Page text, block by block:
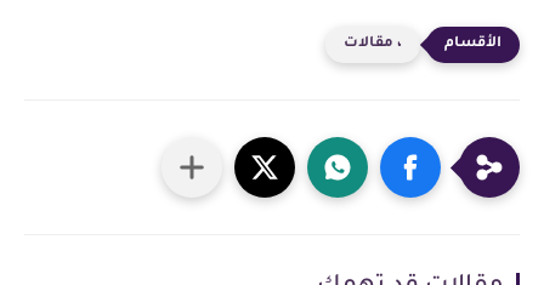
، مقالات